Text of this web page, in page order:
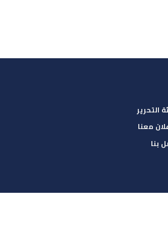
التحرير
معنا
بنا